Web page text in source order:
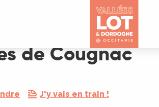
de Cougnac
J'y vais en train !